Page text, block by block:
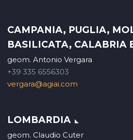
CAMPANIA, PUGLIA,
BASILICATA, CALABRIA
geom. Antonio Vergara
+39 335 6556303
vergara@agiai.com
LOMBARDIA
geom. Claudio Cuter